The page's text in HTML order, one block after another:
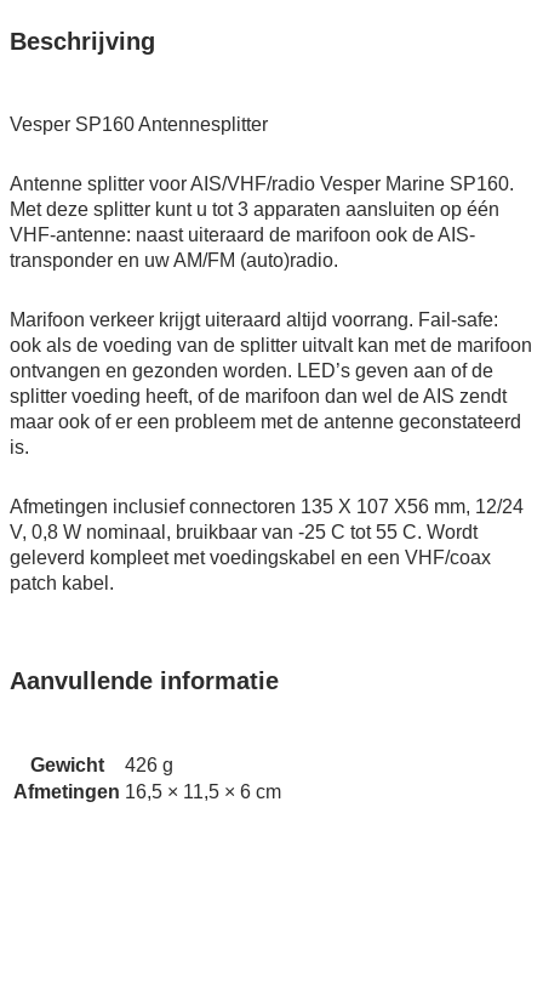
Beschrijving
Vesper SP160 Antennesplitter
Antenne splitter voor AIS/VHF/radio Vesper Marine SP160.
Met deze splitter kunt u tot 3 apparaten aansluiten op één
VHF-antenne: naast uiteraard de marifoon ook de AIS-
transponder en uw AM/FM (auto)radio.
Marifoon verkeer krijgt uiteraard altijd voorrang. Fail-safe:
ook als de voeding van de splitter uitvalt kan met de marifoon
ontvangen en gezonden worden. LED’s geven aan of de
splitter voeding heeft, of de marifoon dan wel de AIS zendt
maar ook of er een probleem met de antenne geconstateerd
is.
Afmetingen inclusief connectoren 135 X 107 X56 mm, 12/24
V, 0,8 W nominaal, bruikbaar van -25 C tot 55 C. Wordt
geleverd kompleet met voedingskabel en een VHF/coax
patch kabel.
Aanvullende informatie
Gewicht
426 g
Afmetingen 16,5 × 11,5 × 6 cm